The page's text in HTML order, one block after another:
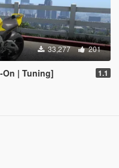
33,277 201
On | Tuning] 1.1